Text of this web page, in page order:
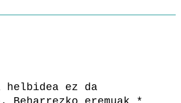
helbidea ez da